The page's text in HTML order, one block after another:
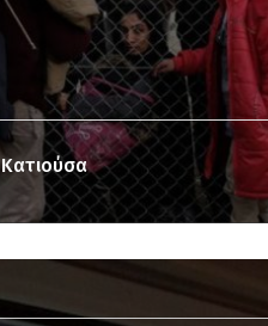
Κατιούσα